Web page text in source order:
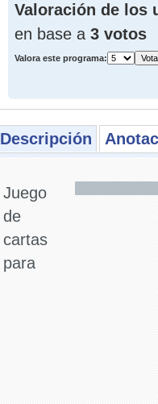
Valoración de los
en base a 3 votos
Valora este programa:
Descripción
Juego
de
cartas
para